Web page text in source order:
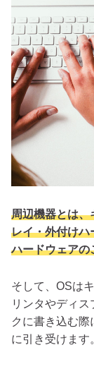
周辺機器とは、
レイ・外付けハ
ハードウェアの
そして、OSは
リンタやディ
クに書き込む
に引き受けます